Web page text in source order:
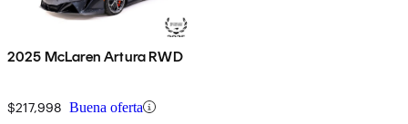
2025 McLaren Artura RWD
$217,998 Buena oferta